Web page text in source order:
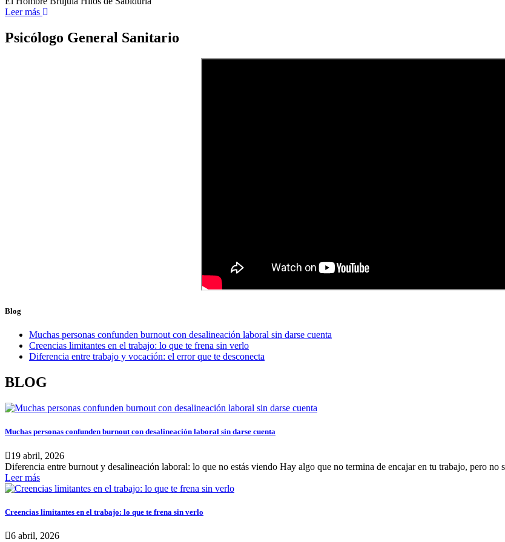
Leer más
Psicólogo General Sanitario
Blog
Muchas personas confunden burnout con desalineación laboral sin darse cuenta
Creencias limitantes en el trabajo: lo que te frena sin verlo
Diferencia entre trabajo y vocación: el error que te desconecta
BLOG
Muchas personas confunden burnout con desalineación laboral sin darse cuenta
19 abril, 2026
Diferencia entre burnout y desalineación laboral: lo que no estás viendo Hay algo que no termina de encajar en tu trabajo, pero no
Leer más
Creencias limitantes en el trabajo: lo que te frena sin verlo
6 abril, 2026